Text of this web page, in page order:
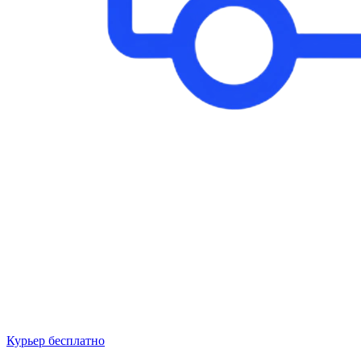
Курьер бесплатно